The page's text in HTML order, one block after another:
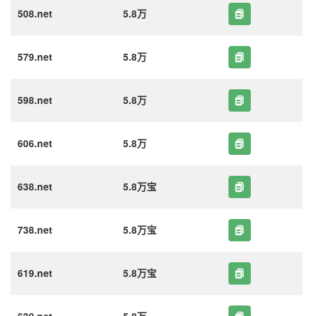
508.net 5.8万
579.net 5.8万
598.net 5.8万
606.net 5.8万
638.net 5.8万宝
738.net 5.8万宝
619.net 5.8万宝